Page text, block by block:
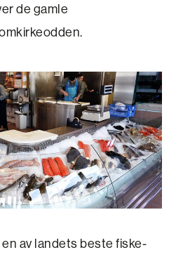
de gamle
en av landets beste fiske­